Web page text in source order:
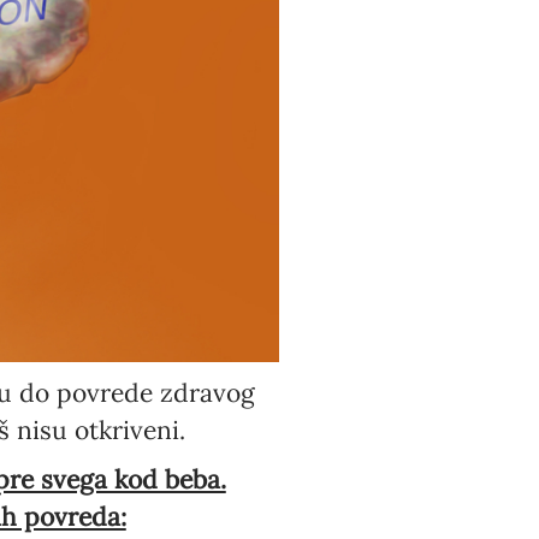
do povrede zdravog
nisu otkriveni.
svega kod beba.
povreda: